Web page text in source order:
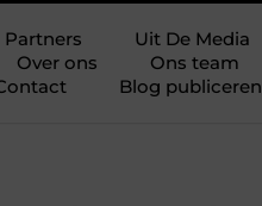
Partners
Uit De Media
Over ons
Ons team
Blog publiceren